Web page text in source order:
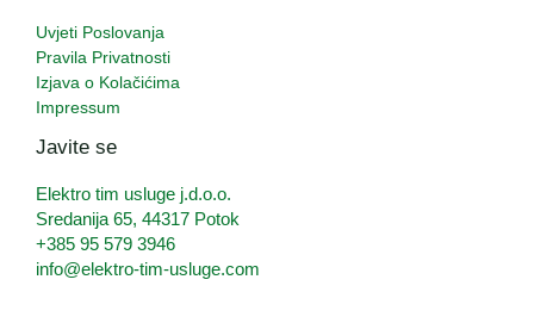
Uvjeti Poslovanja
Pravila Privatnosti
Izjava o Kolačićima
Impressum
Javite se
Elektro tim usluge j.d.o.o.
Sredanija 65, 44317 Potok
+385 95 579 3946
info@elektro-tim-usluge.com